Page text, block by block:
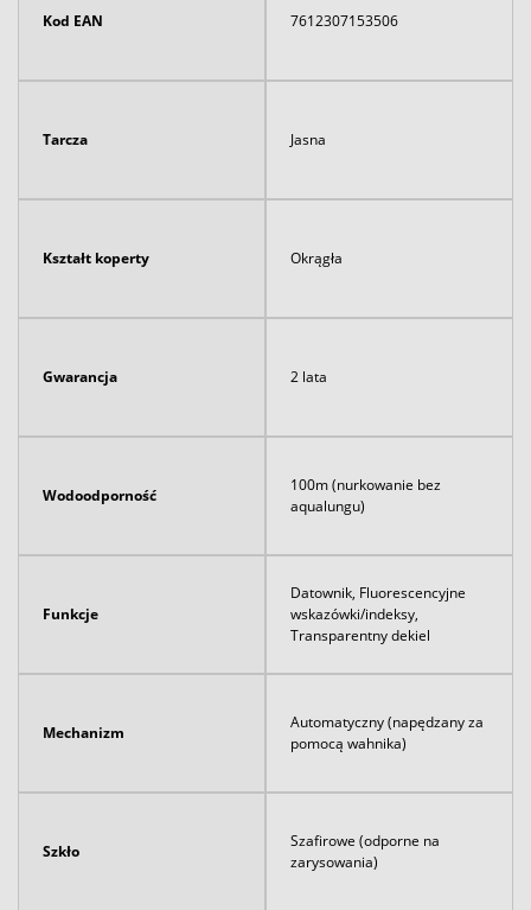
Kod EAN 7612307153506
Tarcza Jasna
Kształt koperty Okrągła
Gwarancja 2 lata
Wodoodporność
100m (nurkowanie bez
aqualungu)
Funkcje
Datownik, Fluorescencyjne
wskazówki/indeksy,
Transparentny dekiel
Mechanizm
Automatyczny (napędzany za
pomocą wahnika)
Szkło
Szafirowe (odporne na
zarysowania)